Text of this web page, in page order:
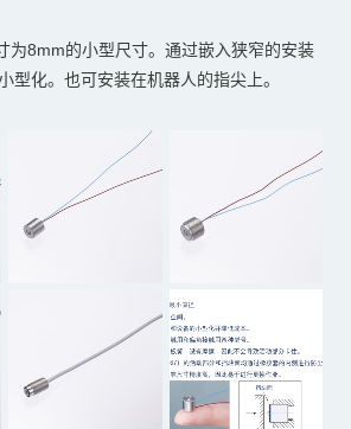
为8mm的小型尺寸。通过嵌入狭窄的安装
型化。也可安装在机器人的指尖上。